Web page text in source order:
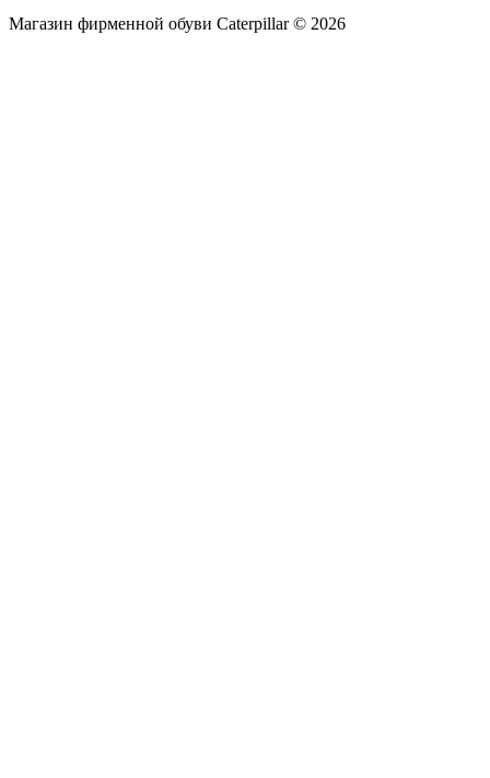
Магазин фирменной обуви Caterpillar © 2026